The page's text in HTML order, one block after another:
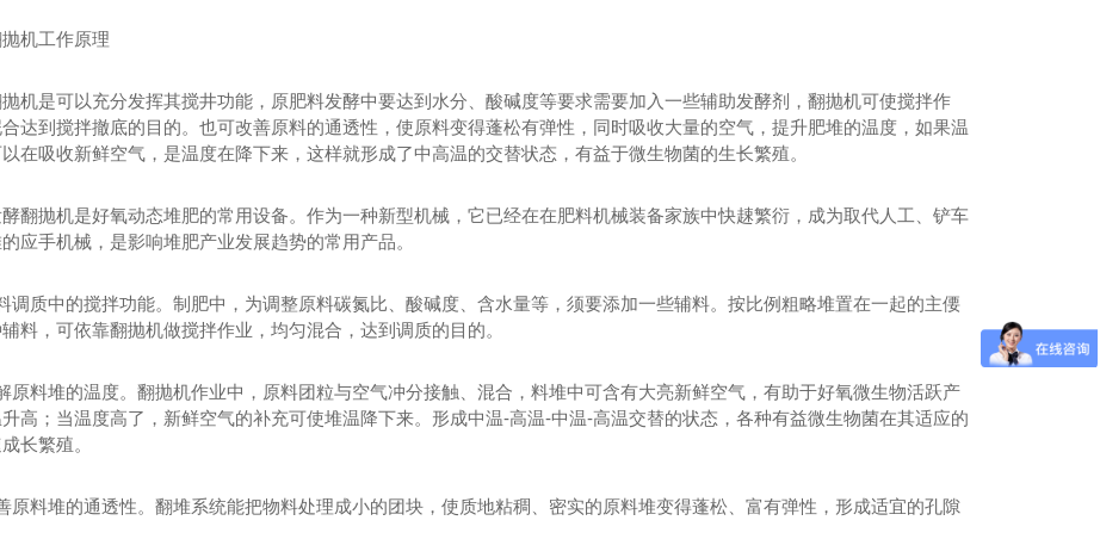
机工作原理
机是可以充分发挥其搅井功能，原肥料发酵中要达到水分、酸碱度等要求需要加入一些辅助发酵剂，翻抛机可使搅拌作
达到搅拌撤底的目的。也可改善原料的通透性，使原料变得蓬松有弹性，同时吸收大量的空气，提升肥堆的温度，如果温
在吸收新鲜空气，是温度在降下来，这样就形成了中高温的交替状态，有益于微生物菌的生长繁殖。
翻抛机是好氧动态堆肥的常用设备。作为一种新型机械，它已经在在肥料机械装备家族中快趚繁衍，成为取代人工、铲车
应手机械，是影响堆肥产业发展趋势的常用产品。
调质中的搅拌功能。制肥中，为调整原料碳氮比、酸碱度、含水量等，须要添加一些辅料。按比例粗略堆置在一起的主偠
料，可依靠翻抛机做搅拌作业，均匀混合，达到调质的目的。
原料堆的温度。翻抛机作业中，原料团粒与空气冲分接触、混合，料堆中可含有大亮新鲜空气，有助于好氧微生物活跃产
高；当温度高了，新鲜空气的补充可使堆温降下来。形成中温-高温-中温-高温交替的状态，各种有益微生物菌在其适应的
长繁殖。
原料堆的通透性。翻堆系统能把物料处理成小的团块，使质地粘稠、密实的原料堆变得蓬松、富有弹性，形成适宜的孔隙